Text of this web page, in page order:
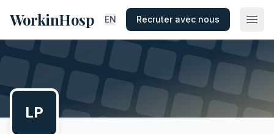
WorkinHosp EN Recruter avec nous
LP